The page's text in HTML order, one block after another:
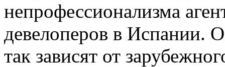
непрофессионализма
девелоперов в Испании.
так зависят от